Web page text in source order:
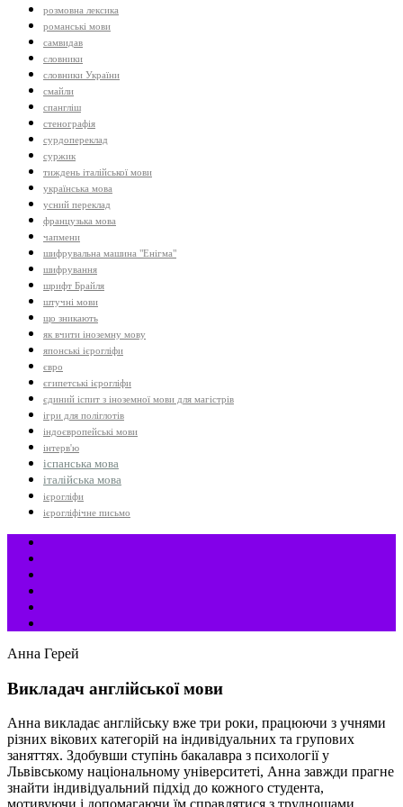
розмовна лексика
романські мови
самвидав
словники
словники України
смайли
спангліш
стенографія
сурдопереклад
суржик
тиждень італійської мови
українська мова
усний переклад
французька мова
чапмени
шифрувальна машина "Енігма"
шифрування
шрифт Брайля
штучні мови
що зникають
як вчити іноземну мову
японські ієрогліфи
євро
єгипетські ієрогліфи
єдиний іспит з іноземної мови для магістрів
ігри для поліглотів
індоєвропейські мови
інтерв'ю
іспанська мова
італійська мова
ієрогліфи
ієрогліфічне письмо
Анна Герей
Викладач англійської мови
Анна викладає англійську вже три роки, працюючи з учнями
різних вікових категорій на індивідуальних та групових
заняттях. Здобувши ступінь бакалавра з психології у
Львівському національному університеті, Анна завжди прагне
знайти індивідуальний підхід до кожного студента,